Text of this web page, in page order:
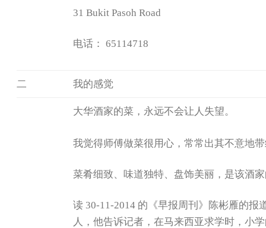
31 Bukit Pasoh Road
电话： 65114718
二 我的感觉
大华酒家的菜，永远不会让人失望。
我觉得师傅做菜很用心，常常出其不意地
菜肴细致、味道独特、盘饰美丽，是该酒
读 30-11-2014 的《早报周刊》陈彬雁的
人，他告诉记者，在马来西亚求学时，小